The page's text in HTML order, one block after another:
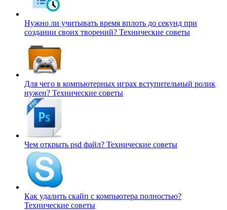
Нужно ли учитывать время вплоть до секунд при
создании своих творений? Технические советы
Для чего в компьютерных играх вступительный ролик
нужен? Технические советы
Чем открыть psd файл? Технические советы
Как удалить скайп с компьютера полностью?
Технические советы